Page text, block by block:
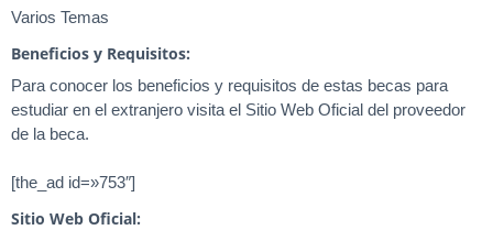
Varios Temas
Beneficios y Requisitos:
Para conocer los beneficios y requisitos de estas becas para
estudiar en el extranjero visita el Sitio Web Oficial del proveedor
de la beca.
[the_ad id=»753″]
Sitio Web Oficial: